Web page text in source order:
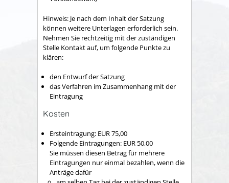
Hinweis: Je nach dem Inhalt der Satzung
können weitere Unterlagen erforderlich sein.
Nehmen Sie rechtzeitig mit der zuständigen
Stelle Kontakt auf, um folgende Punkte zu
klären:
den Entwurf der Satzung
das Verfahren im Zusammenhang mit der
Eintragung
Kosten
Ersteintragung: EUR 75,00
Folgende Eintragungen: EUR 50,00
Sie müssen diesen Betrag für mehrere
Eintragungen nur einmal bezahlen, wenn die
Anträge dafür